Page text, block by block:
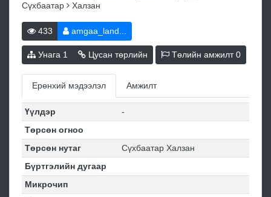
Сүхбаатар Халзан
433 amgaa_land...
Унага 1 Цусан төрлийн Төлийн амжилт0
Ерөнхий мэдээлэл Амжилт
Үүлдэр
-
Төрсөн огноо
Төрсөн нутаг
Сүхбаатар Халзан
Бүртгэлийн дугаар
Микрочип